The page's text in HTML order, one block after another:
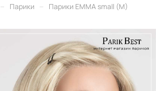
– Парики – Парики EMMA small (M)